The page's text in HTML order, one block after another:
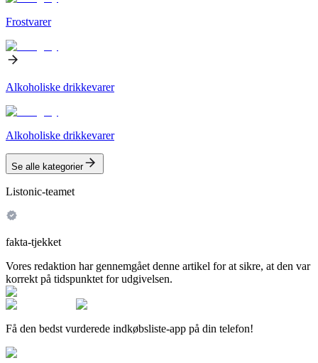
Frostvarer
Alkoholiske drikkevarer
Alkoholiske drikkevarer
Se alle kategorier
Listonic-teamet
fakta-tjekket
Vores redaktion har gennemgået denne artikel for at sikre, at den var
korrekt på tidspunktet for udgivelsen.
Få den bedst vurderede indkøbsliste-app på din telefon!